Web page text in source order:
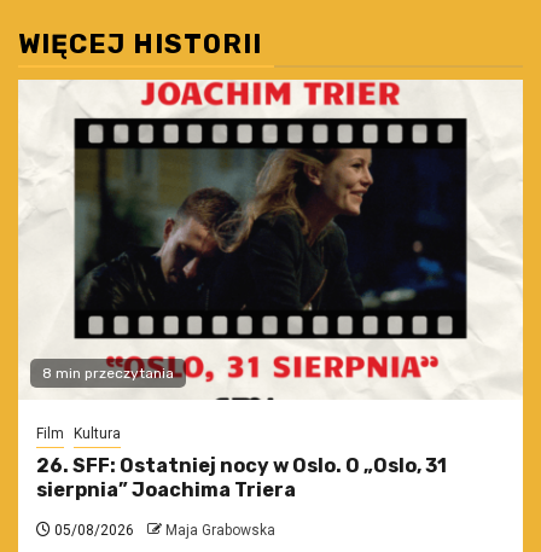
WIĘCEJ HISTORII
8 min przeczytania
Film Kultura
26. SFF: Ostatniej nocy w Oslo. O „Oslo, 31
sierpnia” Joachima Triera
05/08/2026 Maja Grabowska